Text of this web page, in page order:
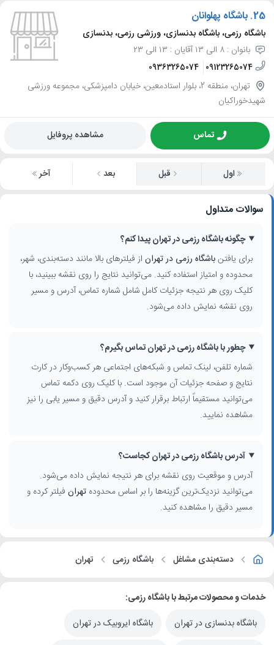
25. باشگاه پهلوانان
باشگاه رزمی، باشگاه بدنسازی، ورزشی رزمی، بدنسازی
بانوان : ۸ الی ۱۳ آقایان : ۱۳ الی ۲۳
09123265074
09363265074
تهران، منطقه 2، بلوار استادمعین، خیابان دامپزشکی، مجموعه ورزشی
شهیدخوراکیان
تماس مشاهده پروفایل
اول قبل بعد آخر
سوالات متداول
چگونه باشگاه رزمی در تهران پیدا کنم؟
برای یافتنباشگاه رزمی در تهران از فیلترهای بالا مانند دسته‌بندی، شهر،
محدوده و امتیاز استفاده کنید. می‌توانید نتایج را روی نقشه ببینید، با
کلیک روی هر نتیجه جزئیات کامل شامل شماره تماس، آدرس و مسیر
روی نقشه نمایش داده می‌شود.
چطور با باشگاه رزمی در تهران تماس بگیرم؟
شماره تلفن، لینک تماس و شبکه‌های اجتماعی هر کسب‌وکار در کارت
نتایج و صفحه جزئیات آن موجود است. با کلیک روی دکمه تماس
می‌توانید مستقیماً ارتباط برقرار کنید و آدرس دقیق و مسیر یابی را نیز
مشاهده نمایید.
آدرس باشگاه رزمی در تهران کجاست؟
آدرس و موقعیت روی نقشه برای هر نتیجه نمایش داده می‌شود.
می‌توانید نزدیک‌ترین گزینه‌ها را بر اساس محدودهتهران فیلتر کرده و
مسیر دقیق را مشاهده کنید.
دسته‌بندی مشاغل باشگاه رزمی تهران
خدمات و محصولات مرتبط با باشگاه رزمی:
باشگاه بدنسازی در تهران
باشگاه ایروبیک در تهران